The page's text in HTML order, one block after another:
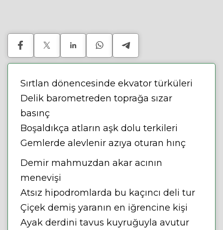
Sırtlan dönencesinde ekvator türküleri
Delik barometreden toprağa sızar
basınç
Boşaldıkça atların aşk dolu terkileri
Gemlerde alevlenir azıya oturan hınç
Demir mahmuzdan akar acının
menevişi
Atsız hipodromlarda bu kaçıncı deli tur
Çiçek demiş yaranın en iğrencine kişi
Ayak derdini tavus kuyruğuyla avutur